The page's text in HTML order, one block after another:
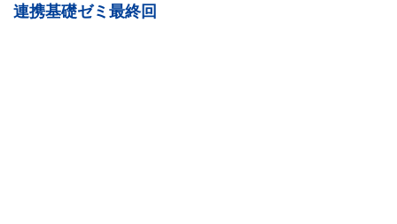
連携基礎ゼミ最終回